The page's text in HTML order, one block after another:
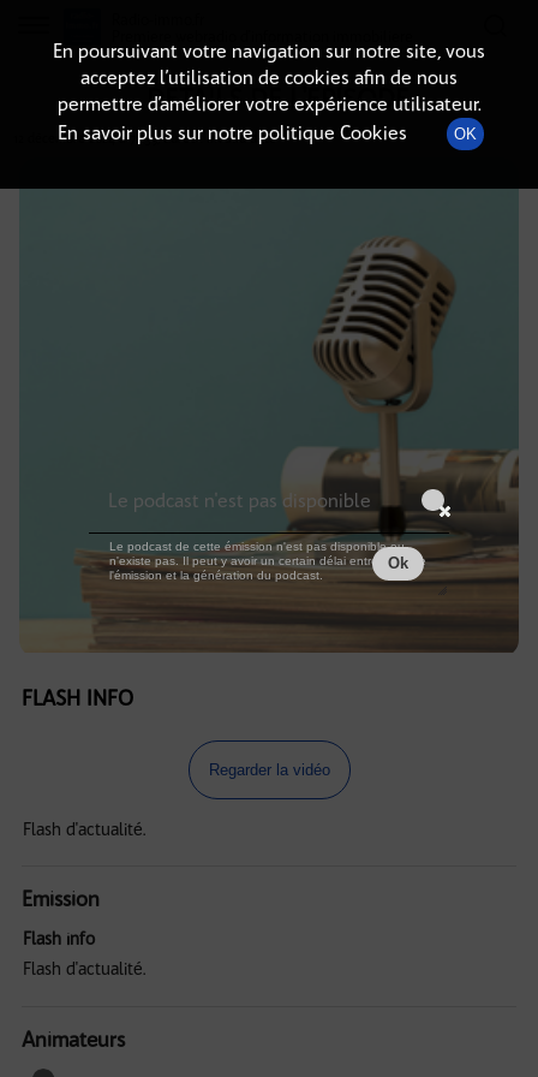
DÉTAILS DE L'ÉPISODE
12 décembre 2024à 7h59, durée : Invalid date
FLASH INFO
Regarder la vidéo
Flash d'actualité.
Emission
Flash info
Flash d'actualité.
Animateurs
En poursuivant votre navigation sur notre site, vous
acceptez l’utilisation de cookies afin de nous
permettre d’améliorer votre expérience utilisateur.
En savoir plus sur notre politique Cookies
OK
Le podcast n'est pas disponible
Le podcast de cette émission n'est pas disponible ou
n'existe pas. Il peut y avoir un certain délai entre la fin de
l'émission et la génération du podcast.
Ok